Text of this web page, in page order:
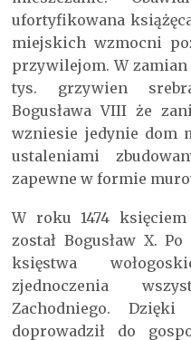
ufortyfikowana
miejskich wzmocni
przywilejom. W
tys. grzywien
Bogusława VIII że
wzniesie jedynie dom
ustaleniami
zapewne w formie
W roku 1474
został Bogusław X.
księstwa
zjednoczenia
Zachodniego.
doprowadził do